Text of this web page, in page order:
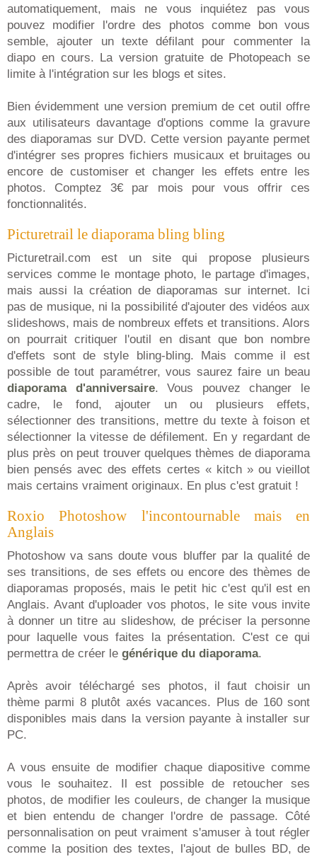
automatiquement, mais ne vous inquiétez pas vous
pouvez modifier l'ordre des photos comme bon vous
semble, ajouter un texte défilant pour commenter la
diapo en cours. La version gratuite de Photopeach se
limite à l'intégration sur les blogs et sites.
Bien évidemment une version premium de cet outil offre
aux utilisateurs davantage d'options comme la gravure
des diaporamas sur DVD. Cette version payante permet
d'intégrer ses propres fichiers musicaux et bruitages ou
encore de customiser et changer les effets entre les
photos. Comptez 3€ par mois pour vous offrir ces
fonctionnalités.
Picturetrail le diaporama bling bling
Picturetrail.com est un site qui propose plusieurs
services comme le montage photo, le partage d'images,
mais aussi la création de diaporamas sur internet. Ici
pas de musique, ni la possibilité d'ajouter des vidéos aux
slideshows, mais de nombreux effets et transitions. Alors
on pourrait critiquer l'outil en disant que bon nombre
d'effets sont de style bling-bling. Mais comme il est
possible de tout paramétrer, vous saurez faire un beau
diaporama d'anniversaire. Vous pouvez changer le
cadre, le fond, ajouter un ou plusieurs effets,
sélectionner des transitions, mettre du texte à foison et
sélectionner la vitesse de défilement. En y regardant de
plus près on peut trouver quelques thèmes de diaporama
bien pensés avec des effets certes « kitch » ou vieillot
mais certains vraiment originaux. En plus c'est gratuit !
Roxio Photoshow l'incontournable mais en
Anglais
Photoshow va sans doute vous bluffer par la qualité de
ses transitions, de ses effets ou encore des thèmes de
diaporamas proposés, mais le petit hic c'est qu'il est en
Anglais. Avant d'uploader vos photos, le site vous invite
à donner un titre au slideshow, de préciser la personne
pour laquelle vous faites la présentation. C'est ce qui
permettra de créer le générique du diaporama.
Après avoir téléchargé ses photos, il faut choisir un
thème parmi 8 plutôt axés vacances. Plus de 160 sont
disponibles mais dans la version payante à installer sur
PC.
A vous ensuite de modifier chaque diapositive comme
vous le souhaitez. Il est possible de retoucher ses
photos, de modifier les couleurs, de changer la musique
et bien entendu de changer l'ordre de passage. Côté
personnalisation on peut vraiment s'amuser à tout régler
comme la position des textes, l'ajout de bulles BD, de